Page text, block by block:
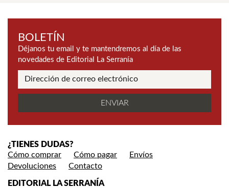
BOLETÍN
Déjanos tu email y te mantendremos al día de las
novedades de Editorial La Serranía
¿TIENES DUDAS?
Cómo comprar
Cómo pagar
Envíos
Devoluciones
Contacto
EDITORIAL LA SERRANÍA